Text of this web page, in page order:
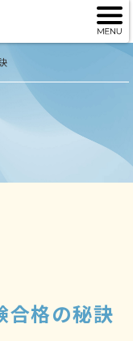
合格の秘訣